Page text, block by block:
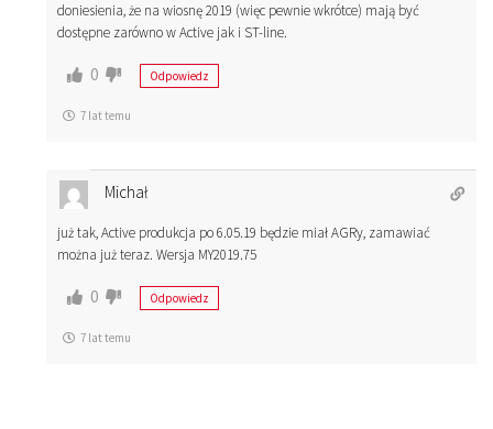
doniesienia, że na wiosnę 2019 (więc pewnie wkrótce) mają być
dostępne zarówno w Active jak i ST-line.
0 Odpowiedz
7 lat temu
Michał
już tak, Active produkcja po 6.05.19 będzie miał AGRy, zamawiać
można już teraz. Wersja MY2019.75
0 Odpowiedz
7 lat temu